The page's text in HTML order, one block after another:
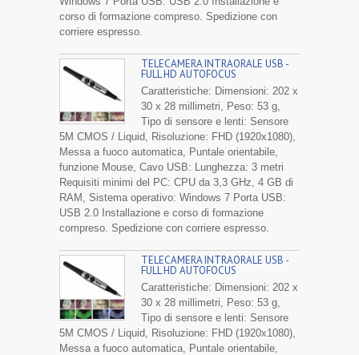
corso di formazione compreso. Spedizione con
corriere espresso.
TELECAMERA INTRAORALE USB -
FULL HD AUTOFOCUS
Caratteristiche: Dimensioni: 202 x
30 x 28 millimetri, Peso: 53 g,
Tipo di sensore e lenti: Sensore
5M CMOS / Liquid, Risoluzione: FHD (1920x1080),
Messa a fuoco automatica, Puntale orientabile,
funzione Mouse, Cavo USB: Lunghezza: 3 metri
Requisiti minimi del PC: CPU da 3,3 GHz, 4 GB di
RAM, Sistema operativo: Windows 7 Porta USB:
USB 2.0 Installazione e corso di formazione
compreso. Spedizione con corriere espresso.
TELECAMERA INTRAORALE USB -
FULL HD AUTOFOCUS
Caratteristiche: Dimensioni: 202 x
30 x 28 millimetri, Peso: 53 g,
Tipo di sensore e lenti: Sensore
5M CMOS / Liquid, Risoluzione: FHD (1920x1080),
Messa a fuoco automatica, Puntale orientabile,